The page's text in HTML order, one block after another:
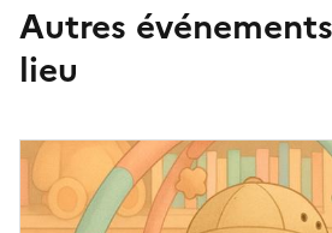
Autres
lieu